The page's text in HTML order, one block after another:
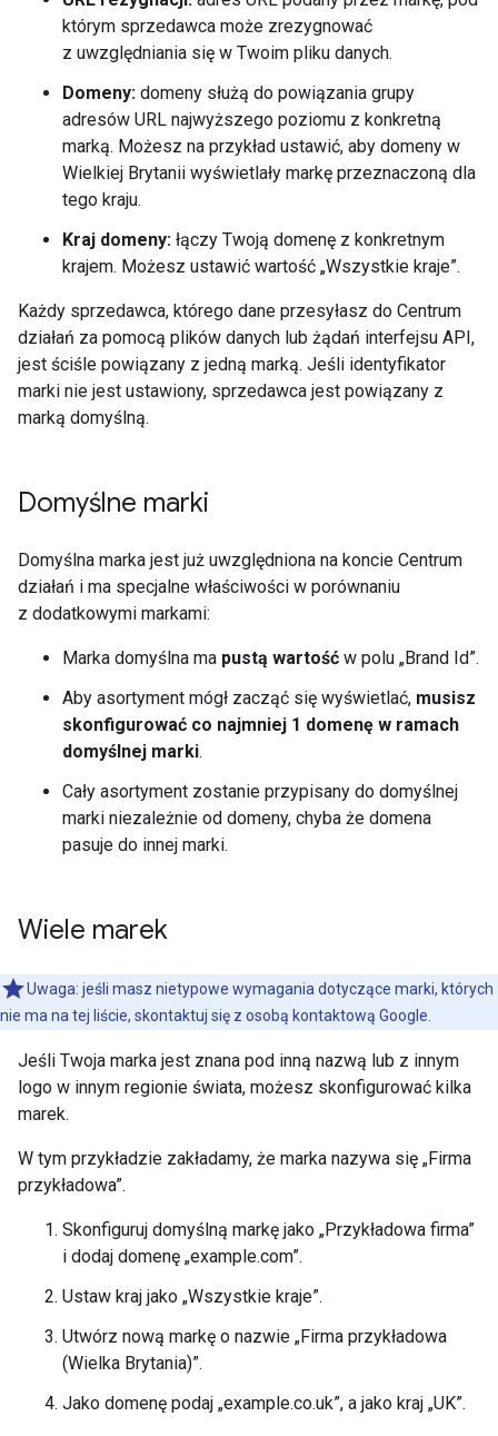
którym sprzedawca może zrezygnować
z uwzględniania się w Twoim pliku danych.
Domeny: domeny służą do powiązania grupy
adresów URL najwyższego poziomu z konkretną
marką. Możesz na przykład ustawić, aby domeny w
Wielkiej Brytanii wyświetlały markę przeznaczoną dla
tego kraju.
Kraj domeny: łączy Twoją domenę z konkretnym
krajem. Możesz ustawić wartość „Wszystkie kraje”.
Każdy sprzedawca, którego dane przesyłasz do Centrum
działań za pomocą plików danych lub żądań interfejsu API,
jest ściśle powiązany z jedną marką. Jeśli identyfikator
marki nie jest ustawiony, sprzedawca jest powiązany z
marką domyślną.
Domyślne marki
Domyślna marka jest już uwzględniona na koncie Centrum
działań i ma specjalne właściwości w porównaniu
z dodatkowymi markami:
Marka domyślna ma pustą wartość w polu „Brand Id”.
Aby asortyment mógł zacząć się wyświetlać, musisz
skonfigurować co najmniej 1 domenę w ramach
domyślnej marki.
Cały asortyment zostanie przypisany do domyślnej
marki niezależnie od domeny, chyba że domena
pasuje do innej marki.
Wiele marek
Uwaga: jeśli masz nietypowe wymagania dotyczące marki, których
nie ma na tej liście, skontaktuj się z osobą kontaktową Google.
Jeśli Twoja marka jest znana pod inną nazwą lub z innym
logo w innym regionie świata, możesz skonfigurować kilka
marek.
W tym przykładzie zakładamy, że marka nazywa się „Firma
przykładowa”.
Skonfiguruj domyślną markę jako „Przykładowa firma”
i dodaj domenę „example.com”.
Ustaw kraj jako „Wszystkie kraje”.
Utwórz nową markę o nazwie „Firma przykładowa
(Wielka Brytania)”.
Jako domenę podaj „example.co.uk”, a jako kraj „UK”.